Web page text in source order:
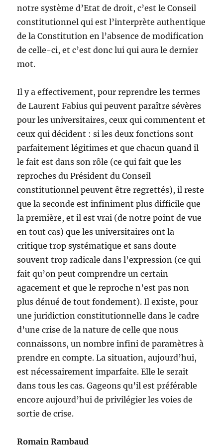
notre système d’Etat de droit, c’est le Conseil
constitutionnel qui est l’interprète authentique
de la Constitution en l’absence de modification
de celle-ci, et c’est donc lui qui aura le dernier
mot.
Il y a effectivement, pour reprendre les termes
de Laurent Fabius qui peuvent paraître sévères
pour les universitaires, ceux qui commentent et
ceux qui décident : si les deux fonctions sont
parfaitement légitimes et que chacun quand il
le fait est dans son rôle (ce qui fait que les
reproches du Président du Conseil
constitutionnel peuvent être regrettés), il reste
que la seconde est infiniment plus difficile que
la première, et il est vrai (de notre point de vue
en tout cas) que les universitaires ont la
critique trop systématique et sans doute
souvent trop radicale dans l’expression (ce qui
fait qu’on peut comprendre un certain
agacement et que le reproche n’est pas non
plus dénué de tout fondement). Il existe, pour
une juridiction constitutionnelle dans le cadre
d’une crise de la nature de celle que nous
connaissons, un nombre infini de paramètres à
prendre en compte. La situation, aujourd’hui,
est nécessairement imparfaite. Elle le serait
dans tous les cas. Gageons qu’il est préférable
encore aujourd’hui de privilégier les voies de
sortie de crise.
Romain Rambaud